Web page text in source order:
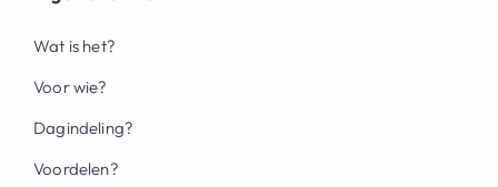
Wat is het?
Voor wie?
Dagindeling?
Voordelen?